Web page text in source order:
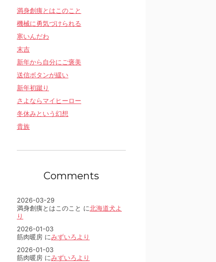
満身創痍とはこのこと
機械に勇気づけられる
寒いんだわ
末吉
新年から自分にご褒美
送信ボタンが緩い
新年初蹴り
さよならマイヒーロー
冬休みという幻想
貴族
Comments
2026-03-29
満身創痍とはこのこと に北海道犬よ
り
2026-01-03
筋肉暖房 にみずいろより
2026-01-03
筋肉暖房 にみずいろより